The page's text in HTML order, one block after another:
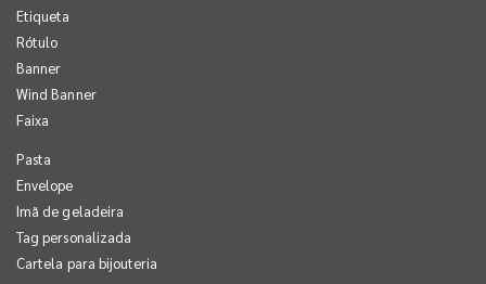
Etiqueta
Rótulo
Banner
Wind Banner
Faixa
Pasta
Envelope
Imã de geladeira
Tag personalizada
Cartela para bijouteria